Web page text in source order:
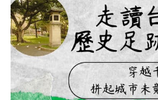
k